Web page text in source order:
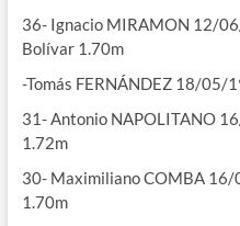
36- Ignacio MIRAMON 12/
Bolívar 1.70m
-Tomás FERNÁNDEZ 18/05/
31- Antonio NAPOLITANO
1.72m
30- Maximiliano COMBA
1.70m